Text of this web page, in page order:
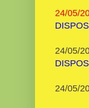
24/05/
24/05/
24/05/